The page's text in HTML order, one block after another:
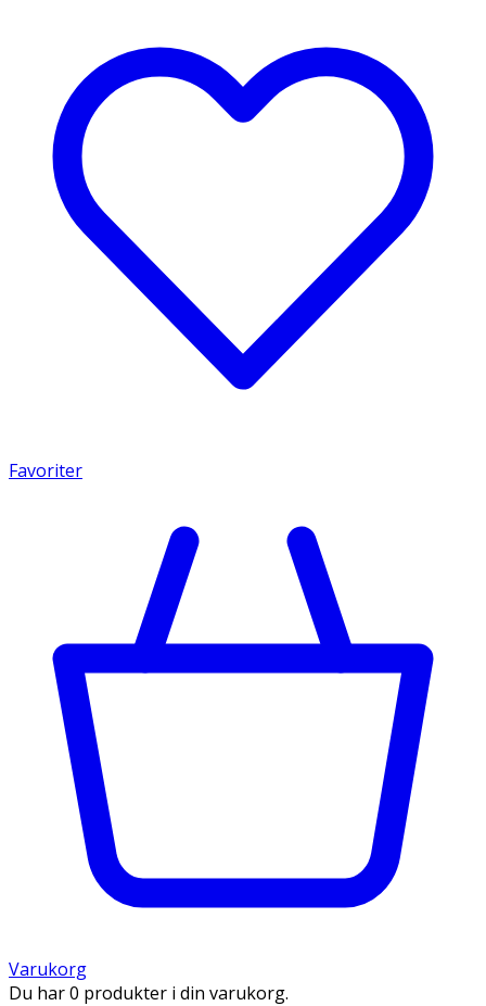
Favoriter
Varukorg
Du har 0 produkter i din varukorg.